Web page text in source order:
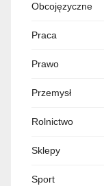
Obcojęzyczne
Praca
Prawo
Przemysł
Rolnictwo
Sklepy
Sport